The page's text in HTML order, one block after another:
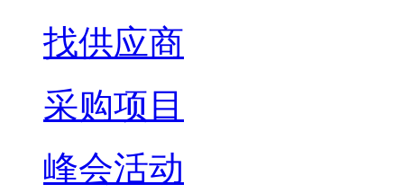
找供应商
采购项目
峰会活动